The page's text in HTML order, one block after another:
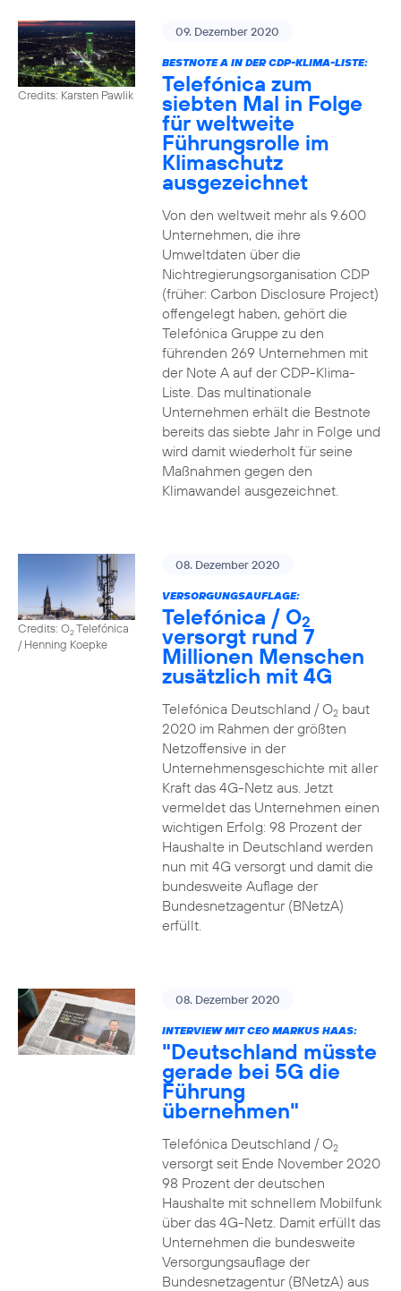
Credits: Karsten Pawlik
09. Dezember 2020
BESTNOTE A IN DER CDP-KLIMA-LISTE:
Telefónica zum
siebten Mal in Folge
für weltweite
Führungsrolle im
Klimaschutz
ausgezeichnet
Von den weltweit mehr als 9.600
Unternehmen, die ihre
Umweltdaten über die
Nichtregierungsorganisation CDP
(früher: Carbon Disclosure Project)
offengelegt haben, gehört die
Telefónica Gruppe zu den
führenden 269 Unternehmen mit
der Note A auf der CDP-Klima-
Liste. Das multinationale
Unternehmen erhält die Bestnote
bereits das siebte Jahr in Folge und
wird damit wiederholt für seine
Maßnahmen gegen den
Klimawandel ausgezeichnet.
Credits: O2Telefónica
/ Henning Koepke
08. Dezember 2020
VERSORGUNGSAUFLAGE:
Telefónica / O2
versorgt rund 7
Millionen Menschen
zusätzlich mit 4G
Telefónica Deutschland / O2baut
2020 im Rahmen der größten
Netzoffensive in der
Unternehmensgeschichte mit aller
Kraft das 4G-Netz aus. Jetzt
vermeldet das Unternehmen einen
wichtigen Erfolg: 98 Prozent der
Haushalte in Deutschland werden
nun mit 4G versorgt und damit die
bundesweite Auflage der
Bundesnetzagentur (BNetzA)
erfüllt.
08. Dezember 2020
INTERVIEW MIT CEO MARKUS HAAS:
"Deutschland müsste
gerade bei 5G die
Führung
übernehmen"
Telefónica Deutschland / O2
versorgt seit Ende November 2020
98 Prozent der deutschen
Haushalte mit schnellem Mobilfunk
über das 4G-Netz. Damit erfüllt das
Unternehmen die bundesweite
Versorgungsauflage der
Bundesnetzagentur (BNetzA) aus